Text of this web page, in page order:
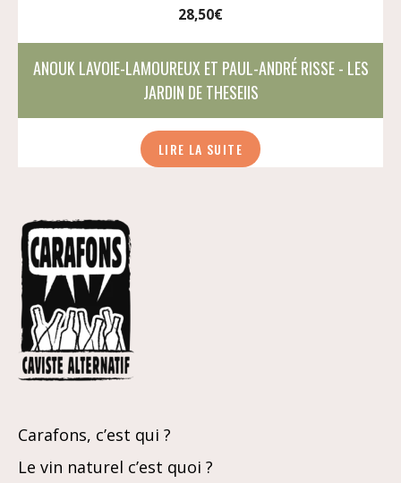
28,50€
ANOUK LAVOIE-LAMOUREUX ET PAUL-ANDRÉ RISSE - LES
JARDIN DE THESEIIS
LIRE LA SUITE
Carafons, c’est qui ?
Le vin naturel c’est quoi ?